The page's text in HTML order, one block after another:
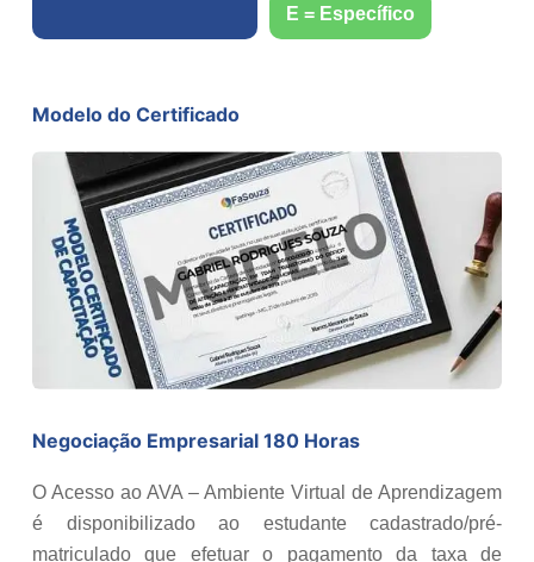
E = Específico
Modelo do Certificado
Negociação Empresarial 180 Horas
O Acesso ao AVA – Ambiente Virtual de Aprendizagem
é disponibilizado ao estudante cadastrado/pré-
matriculado que efetuar o pagamento da taxa de